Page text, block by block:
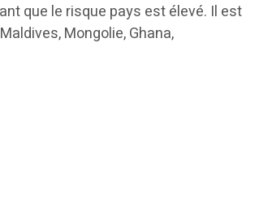
que le risque pays est élevé. Il est
Mongolie, Ghana,